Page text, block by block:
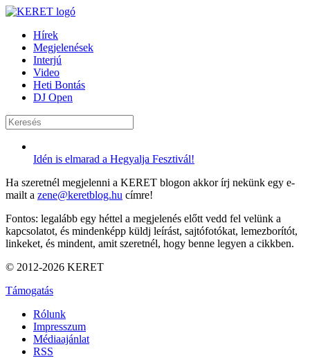
Hírek
Megjelenések
Interjú
Video
Heti Bontás
DJ Open
Idén is elmarad a Hegyalja Fesztivál!
Ha szeretnél megjelenni a KERET blogon akkor írj nekünk egy e-
mailt a zene@keretblog.hu címre!
Fontos: legalább egy héttel a megjelenés előtt vedd fel velünk a
kapcsolatot, és mindenképp küldj leírást, sajtófotókat, lemezborítót,
linkeket, és mindent, amit szeretnél, hogy benne legyen a cikkben.
© 2012-2026 KERET
Támogatás
Rólunk
Impresszum
Médiaajánlat
RSS